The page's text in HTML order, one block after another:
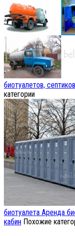
биотуалетов,
категории
биотуалета Аренда
кабин Похожие